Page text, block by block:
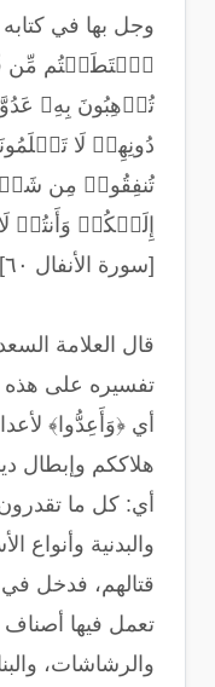
وجل بها في
ٱسۡتَطَعۡتُم مِّن
تُرۡهِبُونَ بِهِۦ
دُونِهِمۡ لَا
تُنفِقُوا۟ مِن
إِلَیۡكُمۡ وَأَنتُمۡ
[سورة الأنفال ٦٠].
قال العلامة
تفسيره على هذه
أي ‏﴿‏وَأَعِدُّوا‏﴾‏
هلاككم وإبطال
أي‏:‏ كل ما
والبدنية وأنواع
قتالهم، فدخل في
تعمل فيها أصناف
والرشاشات،